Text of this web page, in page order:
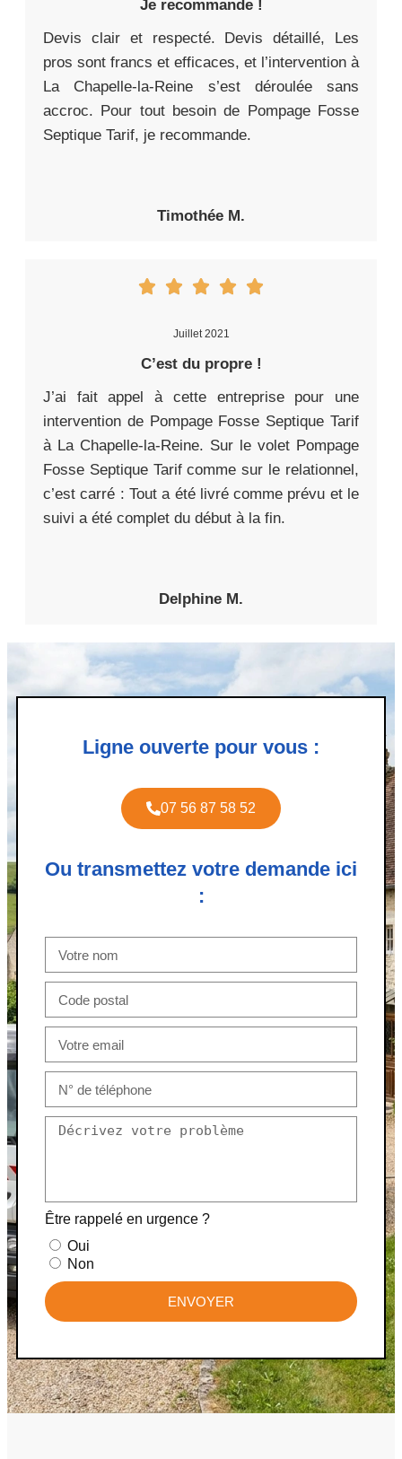
Je recommande !
Devis clair et respecté. Devis détaillé, Les
pros sont francs et efficaces, et l’intervention à
La Chapelle-la-Reine s’est déroulée sans
accroc. Pour tout besoin de Pompage Fosse
Septique Tarif, je recommande.
Timothée M.
Juillet 2021
C’est du propre !
J’ai fait appel à cette entreprise pour une
intervention de Pompage Fosse Septique Tarif
à La Chapelle-la-Reine. Sur le volet Pompage
Fosse Septique Tarif comme sur le relationnel,
c’est carré : Tout a été livré comme prévu et le
suivi a été complet du début à la fin.
Delphine M.
Ligne ouverte pour vous :
07 56 87 58 52
Ou transmettez votre demande ici
:
Être rappelé en urgence ?
Oui
Non
ENVOYER